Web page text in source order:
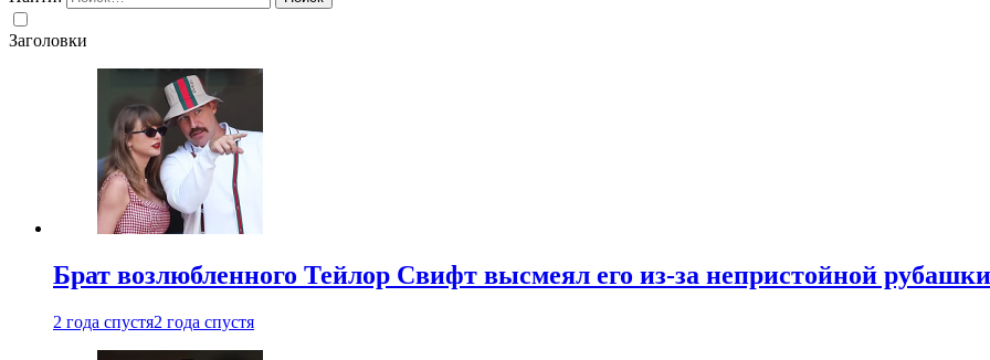
Заголовки
Брат возлюбленного Тейлор Свифт высмеял его из-за непристойной
2 года спустя2 года спустя